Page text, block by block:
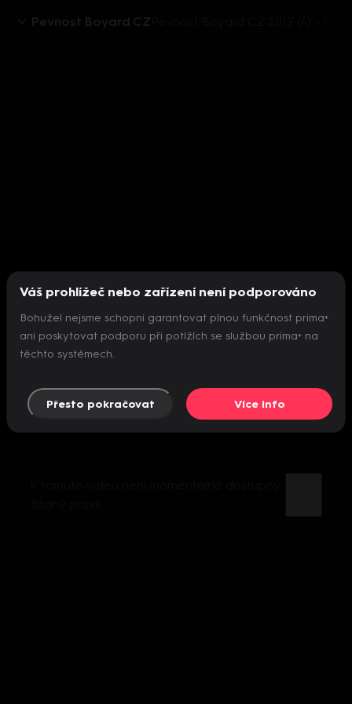
Pevnost Boyard CZ
Nepodařilo se inicializovat přehrávač
Váš prohlížeč nebo zařízení není podporováno
Bohužel nejsme schopni garantovat plnou funkčnost prima+
ani poskytovat podporu při potížích se službou prima+ na
těchto systémech.
Přesto pokračovat Více info